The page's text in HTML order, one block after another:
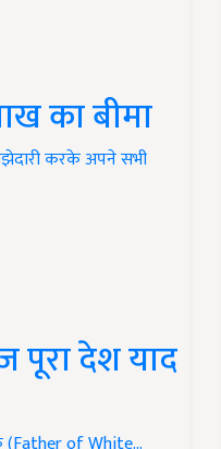
का बीमा
करके अपने सभी
पूरा देश याद